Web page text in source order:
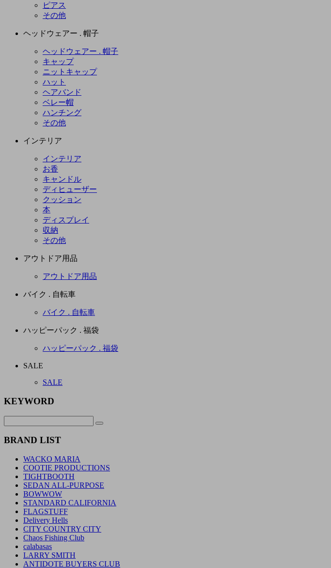
ピアス
その他
ヘッドウェアー . 帽子
ヘッドウェアー . 帽子
キャップ
ニットキャップ
ハット
ヘアバンド
ベレー帽
ハンチング
その他
インテリア
インテリア
お香
キャンドル
ディヒューザー
クッション
本
ディスプレイ
収納
その他
アウトドア用品
アウトドア用品
バイク . 自転車
バイク . 自転車
ハッピーパック . 福袋
ハッピーパック . 福袋
SALE
SALE
KEYWORD
BRAND LIST
WACKO MARIA
COOTIE PRODUCTIONS
TIGHTBOOTH
SEDAN ALL-PURPOSE
BOWWOW
STANDARD CALIFORNIA
FLAGSTUFF
Delivery Hells
CITY COUNTRY CITY
Chaos Fishing Club
calabasas
LARRY SMITH
ANTIDOTE BUYERS CLUB